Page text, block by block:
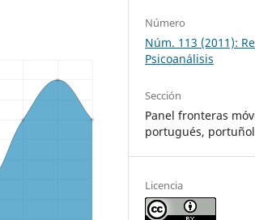
Número
Núm. 113 (2011):
Psicoanálisis
Sección
Panel fronteras
portugués, portuñol
Licencia